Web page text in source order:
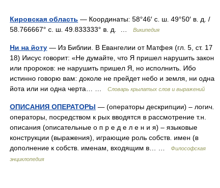
Кировская область — Координаты: 58°46′ с. ш. 49°50′ в. д. /
58.766667° с. ш. 49.833333° в. д. …
Википедия
Ни на йоту — Из Библии. В Евангелии от Матфея (гл. 5, ст. 17
18) Иисус говорит: «Не думайте, что Я пришел нарушить закон
или пророков: не нарушить пришел Я, но исполнить. Ибо
истинно говорю вам: доколе не прейдет небо и земля, ни одна
йота или ни одна черта… …
Словарь крылатых слов и выражений
ОПИСАНИЯ ОПЕРАТОРЫ — (операторы дескрипции) – логич.
операторы, посредством к рых вводятся в рассмотрение т.н.
описания (описательные о п р е д е л е н и я) – языковые
конструкции (выражения), играющие роль собств. имен (в
дополнение к собств. именам, входящим в… …
Философская
энциклопедия